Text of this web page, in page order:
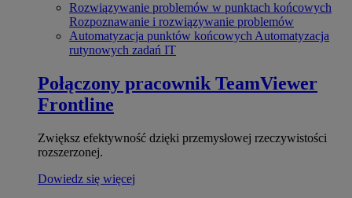
Rozwiązywanie problemów w punktach końcowych
Rozpoznawanie i rozwiązywanie problemów
Automatyzacja punktów końcowych Automatyzacja
rutynowych zadań IT
Połączony pracownik TeamViewer
Frontline
Zwiększ efektywność dzięki przemysłowej rzeczywistości
rozszerzonej.
Dowiedz się więcej